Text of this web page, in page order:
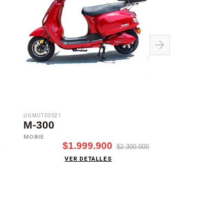
UGMOT03021
M-300
MOBIE
$1.999.900 $2.300.000
VER DETALLES